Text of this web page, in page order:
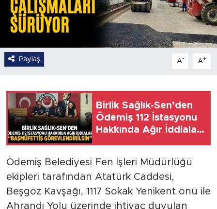
Paylaş A- A+
Birlik Sağlık-Sen’den
Ödemiş 112 İstasyonu
Hakkında Ağır İddialar
Görevlendirilsin”
Ödemiş Belediyesi Fen İşleri Müdürlüğü
ekipleri tarafından Atatürk Caddesi,
Beşgöz Kavşağı, 1117 Sokak Yenikent önü ile
Ahrandı Yolu üzerinde ihtiyaç duyulan